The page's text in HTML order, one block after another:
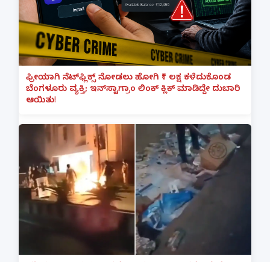
ಫ್ರೀಯಾಗಿ ನೆಟ್‌ಫ್ಲಿಕ್ಸ್ ನೋಡಲು ಹೋಗಿ ₹1 ಲಕ್ಷ ಕಳೆದುಕೊಂಡ
ಬೆಂಗಳೂರು ವ್ಯಕ್ತಿ; ಇನ್‌ಸ್ಟಾಗ್ರಾಂ ಲಿಂಕ್ ಕ್ಲಿಕ್ ಮಾಡಿದ್ದೇ ದುಬಾರಿ
ಆಯಿತು!